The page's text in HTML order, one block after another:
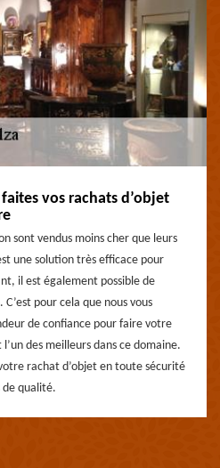
vos rachats d’objet
sont vendus moins cher que leurs
une solution très efficace pour
il est également possible de
pour cela que nous vous
de confiance pour faire votre
des meilleurs dans ce domaine.
rachat d’objet en toute sécurité
qualité.